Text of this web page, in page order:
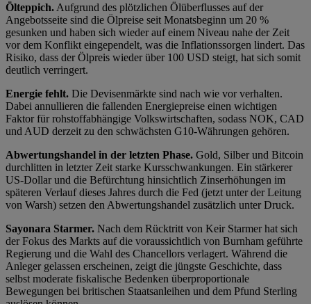
Ölteppich. Aufgrund des plötzlichen Ölüberflusses auf der
Angebotsseite sind die Ölpreise seit Monatsbeginn um 20 %
gesunken und haben sich wieder auf einem Niveau nahe der Zeit
vor dem Konflikt eingependelt, was die Inflationssorgen lindert. Das
Risiko, dass der Ölpreis wieder über 100 USD steigt, hat sich somit
deutlich verringert.
Energie fehlt. Die Devisenmärkte sind nach wie vor verhalten.
Dabei annullieren die fallenden Energiepreise einen wichtigen
Faktor für rohstoffabhängige Volkswirtschaften, sodass NOK, CAD
und AUD derzeit zu den schwächsten G10-Währungen gehören.
Abwertungshandel in der letzten Phase. Gold, Silber und Bitcoin
durchlitten in letzter Zeit starke Kursschwankungen. Ein stärkerer
US-Dollar und die Befürchtung hinsichtlich Zinserhöhungen im
späteren Verlauf dieses Jahres durch die Fed (jetzt unter der Leitung
von Warsh) setzen den Abwertungshandel zusätzlich unter Druck.
Sayonara Starmer. Nach dem Rücktritt von Keir Starmer hat sich
der Fokus des Markts auf die voraussichtlich von Burnham geführte
Regierung und die Wahl des Chancellors verlagert. Während die
Anleger gelassen erscheinen, zeigt die jüngste Geschichte, dass
selbst moderate fiskalische Bedenken überproportionale
Bewegungen bei britischen Staatsanleihen und dem Pfund Sterling